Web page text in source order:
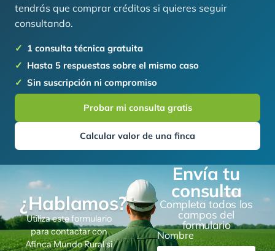
tendrás que comprar créditos si quieres seguir
consultando.
1 consulta técnica gratuita
Hasta 5 respuestas sobre el mismo caso
Sin suscripción ni compromiso
Probar mi consulta gratis
Calcular valor de una finca
¿Hablamos?
Utiliza este formulario
para contactar con
Afinca Mundo Rural si
Envía tu
consulta
Completa todos los
campos del
formulario
Nombre